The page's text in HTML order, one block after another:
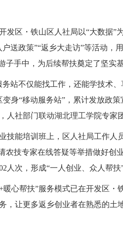
发区・铁山区人社局以“大数据”
送政策”“返乡大走访”等活动
子手中，为后续帮扶奠定了坚实基
务站不仅能找工作，还能学技术
身“移动服务站”，累计发放政
人社部门联动湖北理工学院专家
技能培训班上，区人社局工作人
农技专家在线答疑等举措做好
人次，形成“一人创业、众人帮扶
暖心帮扶”服务模式已在开发区・
，让更多返乡创业者在熟悉的土